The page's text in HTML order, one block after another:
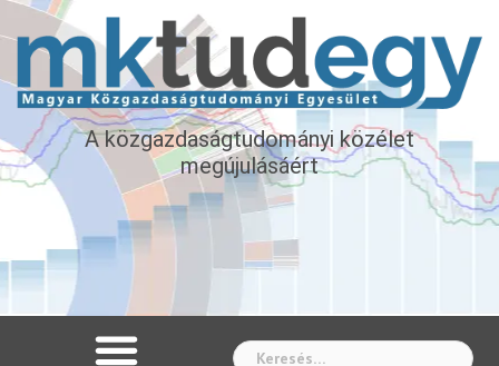
A közgazdaságtudományi közélet
megújulásáért